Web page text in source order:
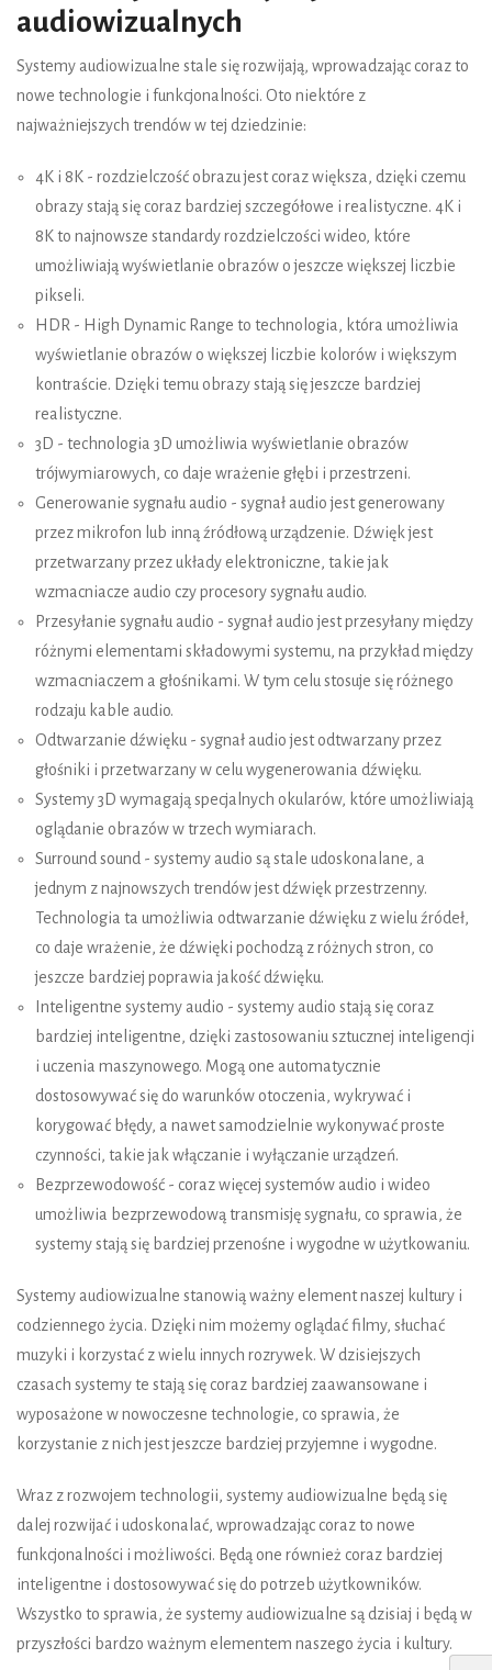
audiowizualnych
Systemy audiowizualne stale się rozwijają, wprowadzając coraz to
nowe technologie i funkcjonalności. Oto niektóre z
najważniejszych trendów w tej dziedzinie:
4K i 8K - rozdzielczość obrazu jest coraz większa, dzięki czemu
obrazy stają się coraz bardziej szczegółowe i realistyczne. 4K i
8K to najnowsze standardy rozdzielczości wideo, które
umożliwiają wyświetlanie obrazów o jeszcze większej liczbie
pikseli.
HDR - High Dynamic Range to technologia, która umożliwia
wyświetlanie obrazów o większej liczbie kolorów i większym
kontraście. Dzięki temu obrazy stają się jeszcze bardziej
realistyczne.
3D - technologia 3D umożliwia wyświetlanie obrazów
trójwymiarowych, co daje wrażenie głębi i przestrzeni.
Generowanie sygnału audio - sygnał audio jest generowany
przez mikrofon lub inną źródłową urządzenie. Dźwięk jest
przetwarzany przez układy elektroniczne, takie jak
wzmacniacze audio czy procesory sygnału audio.
Przesyłanie sygnału audio - sygnał audio jest przesyłany między
różnymi elementami składowymi systemu, na przykład między
wzmacniaczem a głośnikami. W tym celu stosuje się różnego
rodzaju kable audio.
Odtwarzanie dźwięku - sygnał audio jest odtwarzany przez
głośniki i przetwarzany w celu wygenerowania dźwięku.
Systemy 3D wymagają specjalnych okularów, które umożliwiają
oglądanie obrazów w trzech wymiarach.
Surround sound - systemy audio są stale udoskonalane, a
jednym z najnowszych trendów jest dźwięk przestrzenny.
Technologia ta umożliwia odtwarzanie dźwięku z wielu źródeł,
co daje wrażenie, że dźwięki pochodzą z różnych stron, co
jeszcze bardziej poprawia jakość dźwięku.
Inteligentne systemy audio - systemy audio stają się coraz
bardziej inteligentne, dzięki zastosowaniu sztucznej inteligencji
i uczenia maszynowego. Mogą one automatycznie
dostosowywać się do warunków otoczenia, wykrywać i
korygować błędy, a nawet samodzielnie wykonywać proste
czynności, takie jak włączanie i wyłączanie urządzeń.
Bezprzewodowość - coraz więcej systemów audio i wideo
umożliwia bezprzewodową transmisję sygnału, co sprawia, że
systemy stają się bardziej przenośne i wygodne w użytkowaniu.
Systemy audiowizualne stanowią ważny element naszej kultury i
codziennego życia. Dzięki nim możemy oglądać filmy, słuchać
muzyki i korzystać z wielu innych rozrywek. W dzisiejszych
czasach systemy te stają się coraz bardziej zaawansowane i
wyposażone w nowoczesne technologie, co sprawia, że
korzystanie z nich jest jeszcze bardziej przyjemne i wygodne.
Wraz z rozwojem technologii, systemy audiowizualne będą się
dalej rozwijać i udoskonalać, wprowadzając coraz to nowe
funkcjonalności i możliwości. Będą one również coraz bardziej
inteligentne i dostosowywać się do potrzeb użytkowników.
Wszystko to sprawia, że systemy audiowizualne są dzisiaj i będą w
przyszłości bardzo ważnym elementem naszego życia i kultury.